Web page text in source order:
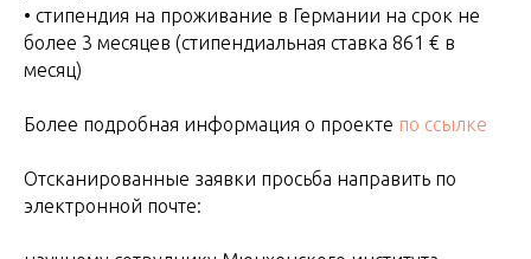
• стипендия на проживание в Германии на срок не
более 3 месяцев (стипендиальная ставка 861 € в
месяц)
Более подробная информация о проекте по ссылке
Отсканированные заявки просьба направить по
электронной почте: